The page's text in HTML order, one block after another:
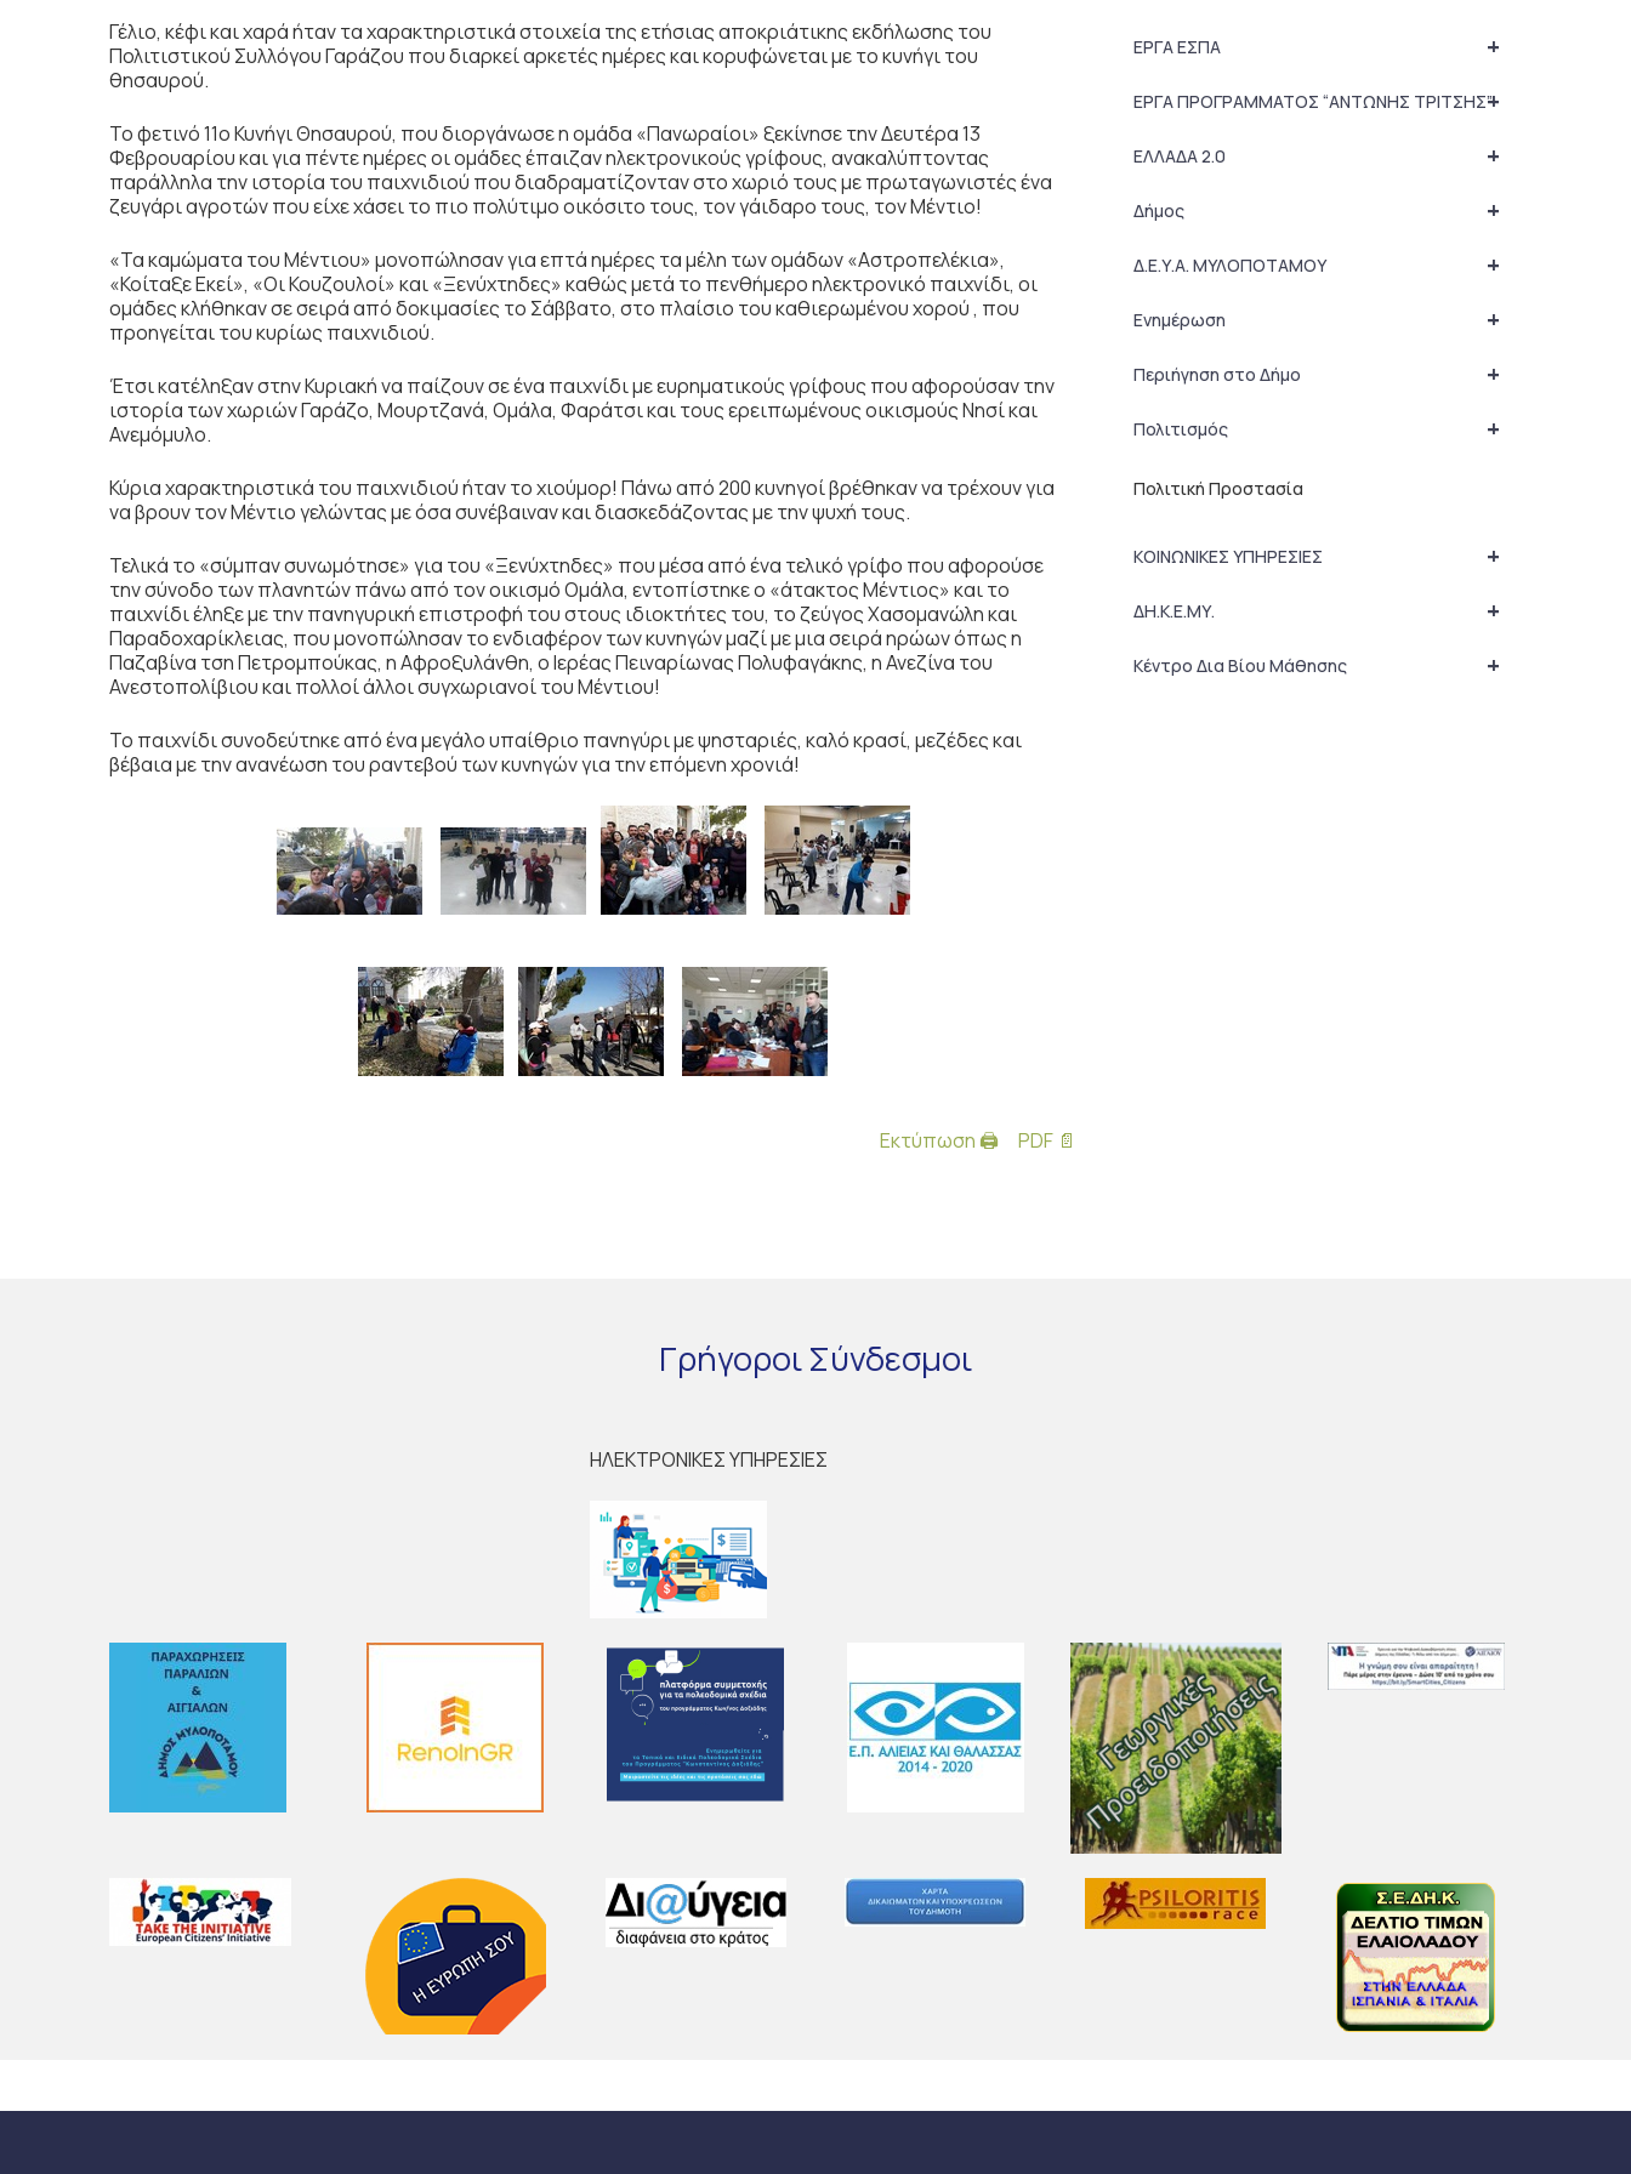
Γέλιο, κέφι και χαρά ήταν τα χαρακτηριστικά στοιχεία της ετήσιας αποκριάτικης εκδήλωσης του
Πολιτιστικού Συλλόγου Γαράζου που διαρκεί αρκετές ημέρες και κορυφώνεται με το κυνήγι του
θησαυρού.
Το φετινό 11ο Κυνήγι Θησαυρού, που διοργάνωσε η ομάδα «Πανωραίοι» ξεκίνησε την Δευτέρα 13
Φεβρουαρίου και για πέντε ημέρες οι ομάδες έπαιζαν ηλεκτρονικούς γρίφους, ανακαλύπτοντας
παράλληλα την ιστορία του παιχνιδιού που διαδραματίζονταν στο χωριό τους με πρωταγωνιστές ένα
ζευγάρι αγροτών που είχε χάσει το πιο πολύτιμο οικόσιτο τους, τον γάιδαρο τους, τον Μέντιο!
«Τα καμώματα του Μέντιου» μονοπώλησαν για επτά ημέρες τα μέλη των ομάδων «Αστροπελέκια»,
«Κοίταξε Εκεί», «Οι Κουζουλοί» και «Ξενύχτηδες» καθώς μετά το πενθήμερο ηλεκτρονικό παιχνίδι, οι
ομάδες κλήθηκαν σε σειρά από δοκιμασίες το Σάββατο, στο πλαίσιο του καθιερωμένου χορού , που
προηγείται του κυρίως παιχνιδιού.
Έτσι κατέληξαν στην Κυριακή να παίζουν σε ένα παιχνίδι με ευρηματικούς γρίφους που αφορούσαν την
ιστορία των χωριών Γαράζο, Μουρτζανά, Ομάλα, Φαράτσι και τους ερειπωμένους οικισμούς Νησί και
Ανεμόμυλο.
Κύρια χαρακτηριστικά του παιχνιδιού ήταν το χιούμορ! Πάνω από 200 κυνηγοί βρέθηκαν να τρέχουν για
να βρουν τον Μέντιο γελώντας με όσα συνέβαιναν και διασκεδάζοντας με την ψυχή τους.
Τελικά το «σύμπαν συνωμότησε» για του «Ξενύχτηδες» που μέσα από ένα τελικό γρίφο που αφορούσε
την σύνοδο των πλανητών πάνω από τον οικισμό Ομάλα, εντοπίστηκε ο «άτακτος Μέντιος» και το
παιχνίδι έληξε με την πανηγυρική επιστροφή του στους ιδιοκτήτες του, το ζεύγος Χασομανώλη και
Παραδοχαρίκλειας, που μονοπώλησαν το ενδιαφέρον των κυνηγών μαζί με μια σειρά ηρώων όπως η
Παζαβίνα τση Πετρομπούκας, η Αφροξυλάνθη, ο Ιερέας Πειναρίωνας Πολυφαγάκης, η Ανεζίνα του
Ανεστοπολίβιου και πολλοί άλλοι συγχωριανοί του Μέντιου!
Το παιχνίδι συνοδεύτηκε από ένα μεγάλο υπαίθριο πανηγύρι με ψησταριές, καλό κρασί, μεζέδες και
βέβαια με την ανανέωση του ραντεβού των κυνηγών για την επόμενη χρονιά!
Εκτύπωση 🖨 PDF 📄
+
ΕΡΓΑ ΕΣΠΑ
+
ΕΡΓΑ ΠΡΟΓΡΑΜΜΑΤΟΣ “ΑΝΤΩΝΗΣ ΤΡΙΤΣΗΣ”
+
ΕΛΛΑΔΑ 2.0
+
Δήμος
+
Δ.Ε.Υ.Α. ΜΥΛΟΠΟΤΑΜΟΥ
+
Ενημέρωση
+
Περιήγηση στο Δήμο
+
Πολιτισμός
Πολιτική Προστασία
+
ΚΟΙΝΩΝΙΚΕΣ ΥΠΗΡΕΣΙΕΣ
+
ΔΗ.Κ.Ε.ΜΥ.
+
Κέντρο Δια Βίου Μάθησης
ΓρήγοροιΣύνδεσμοι
ΗΛΕΚΤΡΟΝΙΚΕΣ ΥΠΗΡΕΣΙΕΣ